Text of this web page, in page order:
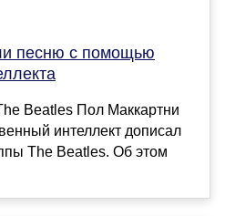
песню с помощью
Beatles Пол Маккартни
интеллект дописал
The Beatles. Об этом